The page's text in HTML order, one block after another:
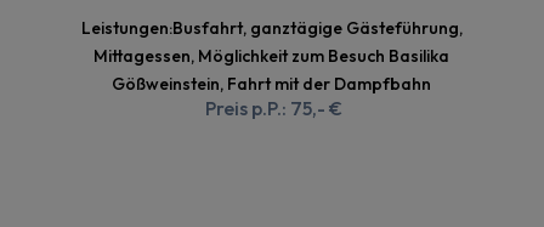
Leistungen:Busfahrt, ganztägige Gästeführung,
Mittagessen, Möglichkeit zum Besuch Basilika
Gößweinstein, Fahrt mit der Dampfbahn
Preis p.P.: 75,- €